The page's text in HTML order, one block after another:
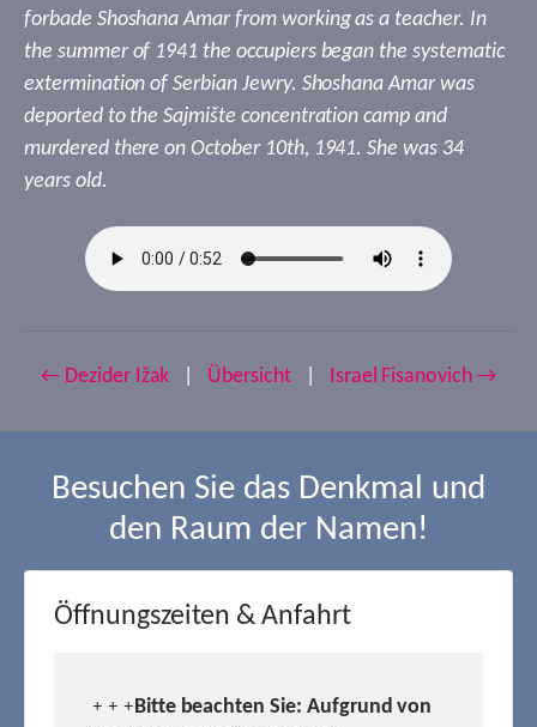
forbade Shoshana Amar from working as a teacher. In
the summer of 1941 the occupiers began the systematic
extermination of Serbian Jewry. Shoshana Amar was
deported to the Sajmište concentration camp and
murdered there on October 10th, 1941. She was 34
years old.
← Dezider Ižak Übersicht Israel Fisanovich →
Besuchen Sie das Denkmal und
den Raum der Namen!
Öffnungszeiten & Anfahrt
+ + +Bitte beachten Sie: Aufgrund von